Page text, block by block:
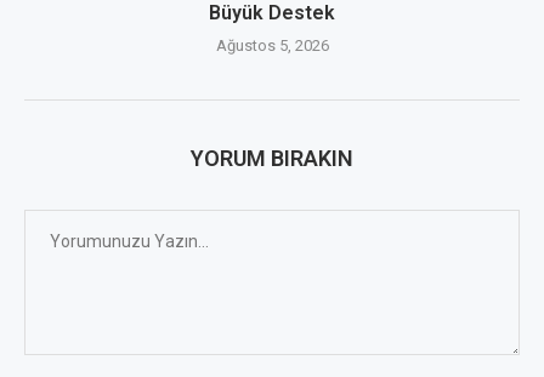
Büyük Destek
Ağustos 5, 2026
YORUM BIRAKIN